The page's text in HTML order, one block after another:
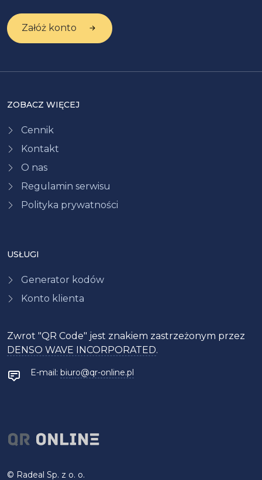
Załóż konto
© Radeal Sp. z o. o.
USŁUGI
Generator kodów
Konto klienta
Zwrot "QR Code" jest znakiem zastrzeżonym przez
DENSO WAVE INCORPORATED.
E-mail: biuro@qr-online.pl
ZOBACZ WIĘCEJ
Cennik
Kontakt
O nas
Regulamin serwisu
Polityka prywatności